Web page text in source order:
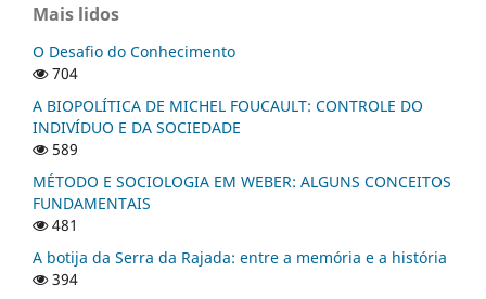
Mais lidos
O Desafio do Conhecimento
704
A BIOPOLÍTICA DE MICHEL FOUCAULT: CONTROLE DO
INDIVÍDUO E DA SOCIEDADE
589
MÉTODO E SOCIOLOGIA EM WEBER: ALGUNS CONCEITOS
FUNDAMENTAIS
481
A botija da Serra da Rajada: entre a memória e a história
394